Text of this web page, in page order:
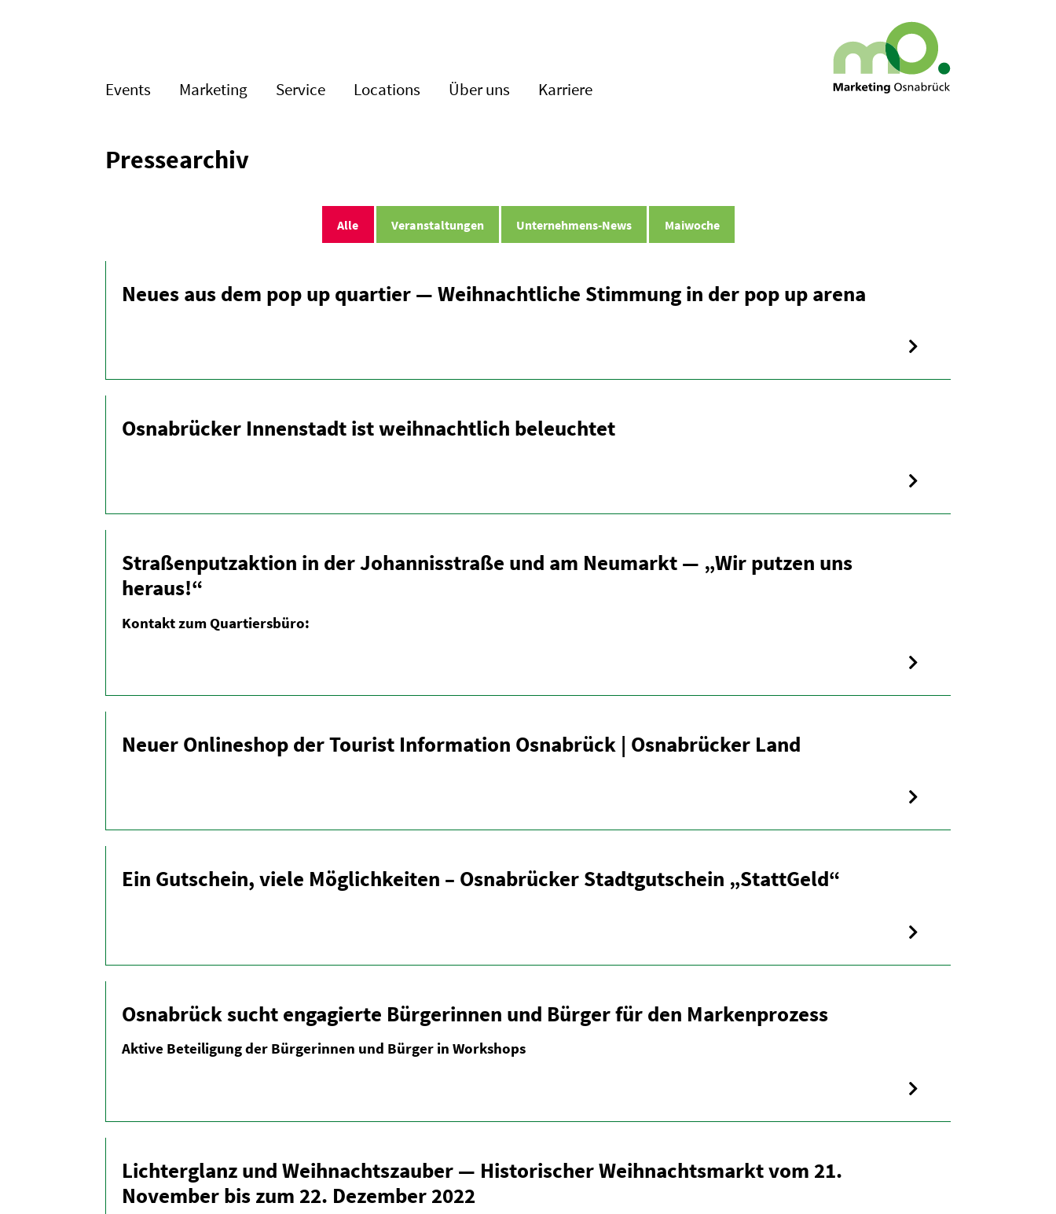
Events Marketing Service Locations Über uns Karriere
Presse­archiv
Alle Veran­stal­tungen Unter­nehmens-News Maiwoche
Neues aus dem pop up quartier — Weihnacht­liche Stimmung in der pop up arena
Osnabrücker Innen­stadt ist weihnachtlich beleuchtet
Straßen­putz­aktion in der Johan­nis­straße und am Neumarkt — „Wir putzen uns
heraus!“
Kontakt zum Quartiersbüro:
Neuer Onlineshop der Tourist Infor­mation Osnabrück | Osnabrücker Land
Ein Gutschein, viele Möglich­keiten – Osnabrücker Stadt­gut­schein „StattGeld“
Osnabrück sucht engagierte Bürge­rinnen und Bürger für den Marken­prozess
Aktive Betei­ligung der Bürge­rinnen und Bürger in Workshops
Lichter­glanz und Weihnachts­zauber — Histo­ri­scher Weihnachts­markt vom 21.
November bis zum 22. Dezember 2022